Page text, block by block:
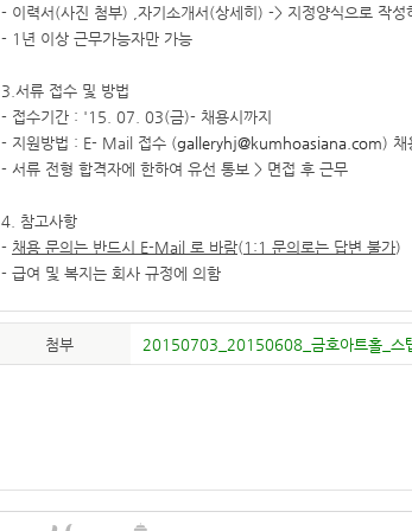
- 이력서(사진 첨부) ,자기소개서(상세히) -> 지정양식으로 작성
- 1년 이상 근무가능자만 가능
3.서류 접수 및 방법
- 접수기간 : '15. 07. 03(금)- 채용시까지
- 지원방법 : E- Mail 접수 (galleryhj@kumhoasiana.com) 채
- 서류 전형 합격자에 한하여 유선 통보 > 면접 후 근무
4. 참고사항
- 채용 문의는 반드시 E-Mail 로 바람(1:1 문의로는 답변 불가)
- 급여 및 복지는 회사 규정에 의함
첨부 20150703_20150608_금호아트홀_스